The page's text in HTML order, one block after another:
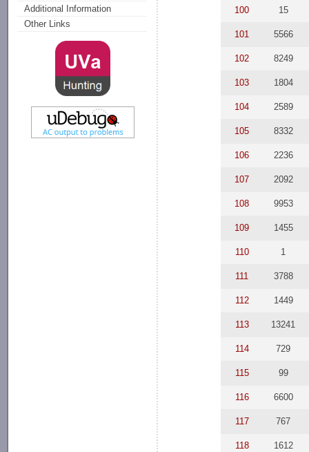
Additional Information
Other Links
100 15
101 5566
102 8249
103 1804
104 2589
105 8332
106 2236
107 2092
108 9953
109 1455
110 1
111 3788
112 1449
113 13241
114 729
115 99
116 6600
117 767
118 1612